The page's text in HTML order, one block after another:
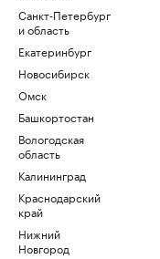
Санкт-Петербург
и область
Екатеринбург
Новосибирск
Омск
Башкортостан
Вологодская
область
Калининград
Краснодарский
край
Нижний
Новгород